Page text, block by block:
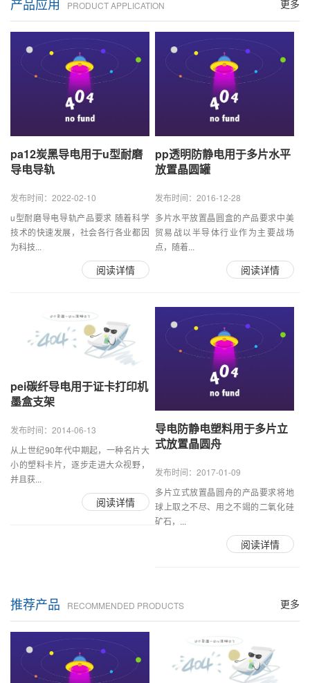
更多
产品应用 PRODUCT APPLICATION
pa12炭黑导电用于u型耐磨
导电导轨
发布时间：2022-02-10
u型耐磨导电导轨产品要求 随着科学
技术的快速发展，社会各行各业都因
为科技...
阅读详情
pp透明防静电用于多片水平
放置晶圆罐
发布时间：2016-12-28
多片水平放置晶圆盒的产品要求中美
贸易战以半导体行业作为主要战场
点，随着...
阅读详情
pei碳纤导电用于证卡打印机
墨盒支架
发布时间：2014-06-13
从上世纪90年代中期起，一种名片大
小的塑料卡片，逐步走进大众视野，
并且获...
阅读详情
导电防静电塑料用于多片立
式放置晶圆舟
发布时间：2017-01-09
多片立式放置晶圆舟的产品要求将地
球上取之不尽、用之不竭的二氧化硅
矿石，...
阅读详情
更多
推荐产品 RECOMMENDED PRODUCTS